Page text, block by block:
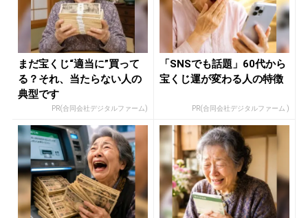
まだ宝くじ“適当に”買って
る？それ、当たらない人の
典型です
PR(合同会社デジタルファーム)
「SNSでも話題」60代から
宝くじ運が変わる人の特徴
PR(合同会社デジタルファーム )